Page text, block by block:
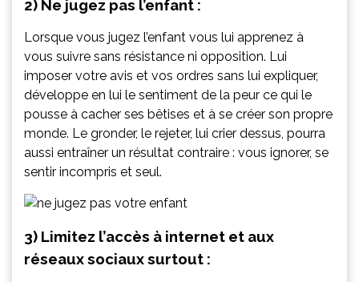
2) Ne jugez pas l’enfant :
Lorsque vous jugez l’enfant vous lui apprenez à
vous suivre sans résistance ni opposition. Lui
imposer votre avis et vos ordres sans lui expliquer,
développe en lui le sentiment de la peur ce qui le
pousse à cacher ses bêtises et à se créer son propre
monde. Le gronder, le rejeter, lui crier dessus, pourra
aussi entraîner un résultat contraire : vous ignorer, se
sentir incompris et seul.
3) Limitez l’accès à internet et aux
réseaux sociaux surtout :